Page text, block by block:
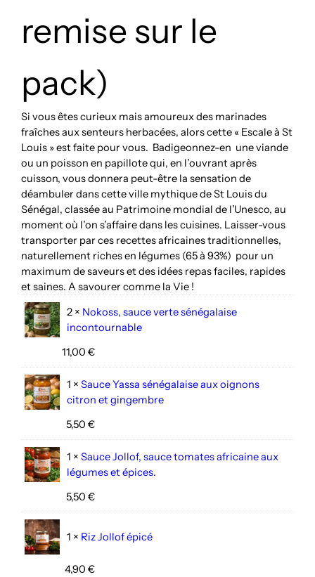
remise sur le
pack)
Si vous êtes curieux mais amoureux des marinades
fraîches aux senteurs herbacées, alors cette « Escale à St
Louis » est faite pour vous. Badigeonnez-en une viande
ou un poisson en papillote qui, en l’ouvrant après
cuisson, vous donnera peut-être la sensation de
déambuler dans cette ville mythique de St Louis du
Sénégal, classée au Patrimoine mondial de l’Unesco, au
moment où l’on s’affaire dans les cuisines. Laisser-vous
transporter par ces recettes africaines traditionnelles,
naturellement riches en légumes (65 à 93%) pour un
maximum de saveurs et des idées repas faciles, rapides
et saines. A savourer comme la Vie !
2 × Nokoss, sauce verte sénégalaise
incontournable
11,00€
1 ×Sauce Yassa sénégalaise aux oignons
citron et gingembre
5,50€
1 ×Sauce Jollof, sauce tomates africaine aux
légumes et épices.
5,50€
1 × Riz Jollof épicé
4,90€